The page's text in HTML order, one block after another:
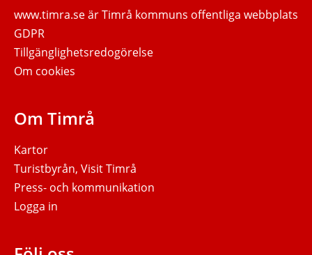
www.timra.seär Timrå kommuns offentliga webbplats
GDPR
Tillgänglighetsredogörelse
Om cookies
Om Timrå
Kartor
Turistbyrån, Visit Timrå
Press- och kommunikation
Logga in